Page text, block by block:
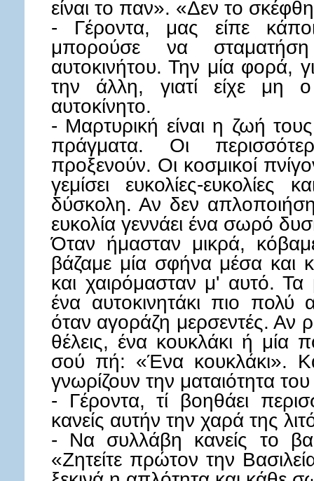
είναι το παν». «Δεν το
- Γέροντα, μας είπε
μπορούσε να
αυτοκινήτου. Την μία φορά,
την άλλη, γιατί είχε μη ο
αυτοκίνητο.
- Μαρτυρική είναι η ζωή
πράγματα. Οι
προξενούν. Οι κοσμικοί
γεμίσει ευκολίες-
δύσκολη. Αν δεν
ευκολία γεννάει ένα σωρό
Όταν ήμασταν μικρά,
βάζαμε μία σφήνα μέσα και
και χαιρόμασταν μ' αυτό. Τα
ένα αυτοκινητάκι πιο
όταν αγοράζη μερσεντές. Αν
θέλεις, ένα κουκλάκι ή μία
σού πή: «Ένα κουκλάκι».
γνωρίζουν την ματαιότητα
- Γέροντα, τί βοηθάει
κανείς αυτήν την χαρά της
- Να συλλάβη κανείς το
«Ζητείτε πρώτον την